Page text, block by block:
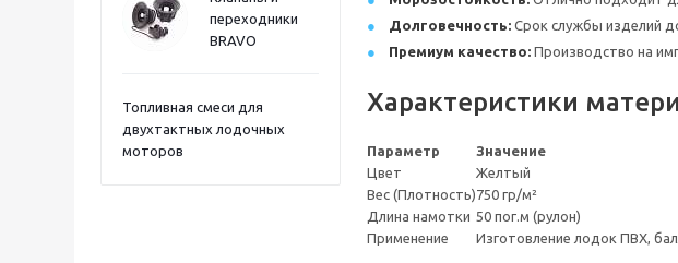
переходники
BRAVO
Топливная смеси для
двухтактных лодочных
моторов
Долговечность: Срок службы изделий
Премиум качество: Производство на
Характеристики
Параметр
Значение
Цвет
Желтый
Вес (Плотность)750 гр/м²
Длина намотки 50 пог.м (рулон)
Применение
Изготовление лодок ПВХ,